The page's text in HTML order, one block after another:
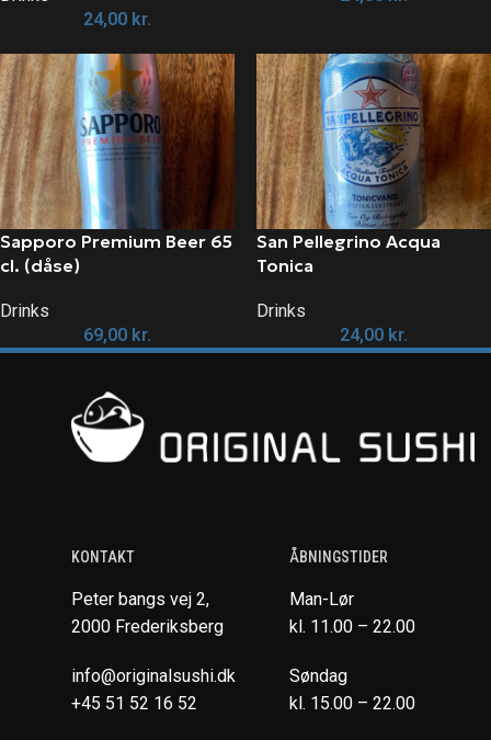
24,00 kr.
Sapporo Premium Beer 65
cl. (dåse)
Drinks
69,00 kr.
San Pellegrino Acqua
Tonica
Drinks
24,00 kr.
KONTAKT
Peter bangs vej 2,
2000 Frederiksberg
info@originalsushi.dk
+45 51 52 16 52
ÅBNINGSTIDER
Man-Lør
kl. 11.00 – 22.00
Søndag
kl. 15.00 – 22.00